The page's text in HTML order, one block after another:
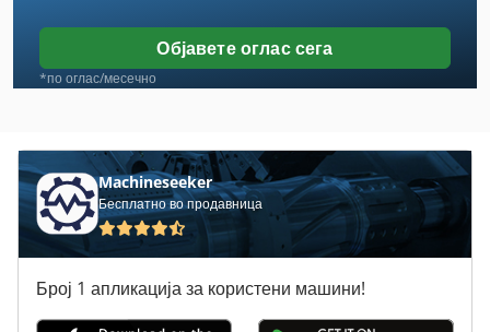
Case Ih 5130
Case Ih 633
Case Ih 8230
Case Ih 833 A
Case Ih 8930
Case Ih 9230
Објавете оглас сега
*по оглас/месечно
Machineseeker
Бесплатно во продавница
Број 1 апликација за користени машини!